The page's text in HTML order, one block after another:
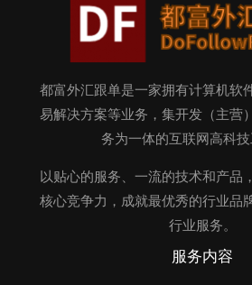
都富外汇跟单是一家拥有计算机软
易解决方案等业务，集开发（主营
务为一体的互联网高科技
以贴心的服务、一流的技术和产品
核心竞争力，成就最优秀的行业品
行业服务。
服务内容